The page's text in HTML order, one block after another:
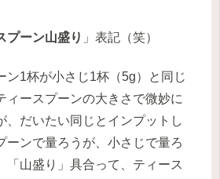
プーン山盛り 」表記（笑）
ン1杯が小さじ1杯（5g）と同じ
ィースプーンの大きさで微妙に
、だいたい同じとインプットし
ーンで量ろうが、小さじで量ろ
「山盛り」具合って、ティース